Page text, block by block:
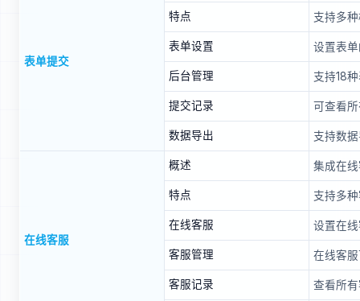
表单提交
特点 支持多
表单设置 设置表
后台管理 支持18
提交记录 可查看
数据导出 支持数
在线客服
概述 集成在
特点 支持多
在线客服 设置在
客服管理 在线客
客服记录 查看所